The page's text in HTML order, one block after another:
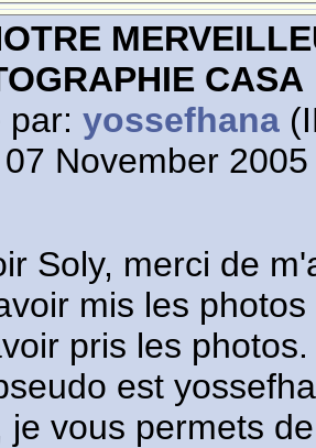
CASA
par:yossefhana
November
Soly, merci de
mis les
pris les photos.
est
je vous permets